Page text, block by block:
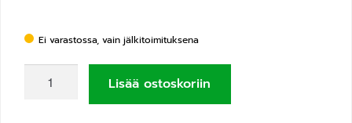
Ei varastossa, vain jälkitoimituksena
Lisää ostoskoriin